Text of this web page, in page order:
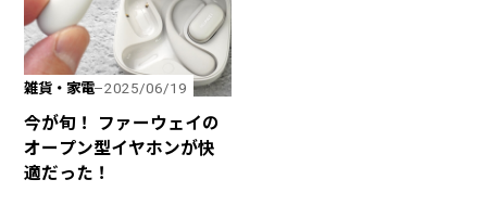
雑貨・家電 2025/06/19
今が旬！ ファーウェイの
オープン型イヤホンが快
適だった！